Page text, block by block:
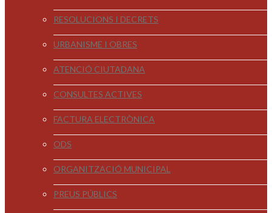
RESOLUCIONS I DECRETS
URBANISME I OBRES
ATENCIÓ CIUTADANA
CONSULTES ACTIVES
FACTURA ELECTRÒNICA
ODS
ORGANITZACIÓ MUNICIPAL
PREUS PÚBLICS